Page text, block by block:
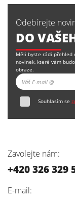
Odebírejte
DO
Měli byste rádi přehled
novinek, které vám
obraze.
Souhlasím se
Zavolejte nám:
+420 326 329
E-mail: